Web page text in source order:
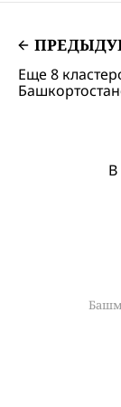
Еще 8
В